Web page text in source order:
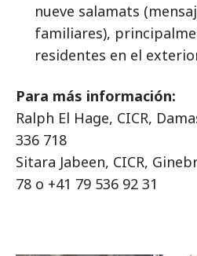
nueve salamats
familiares),
residentes en el
Para más información:
Ralph El Hage, CICR,
336 718
Sitara Jabeen, CICR,
78 o +41 79 536 92 31